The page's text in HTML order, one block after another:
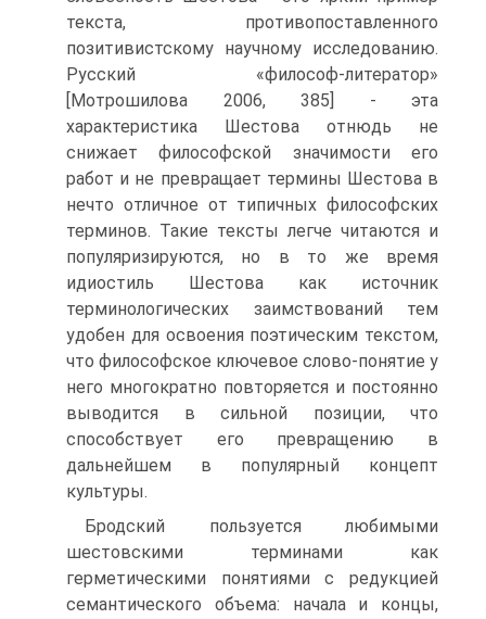
текста, противопоставленного
позитивистскому научному исследованию.
Русский «философ-литератор»
[Мотрошилова 2006, 385] - эта
характеристика Шестова отнюдь не
снижает философской значимости его
работ и не превращает термины Шестова в
нечто отличное от типичных философских
терминов. Такие тексты легче читаются и
популяризируются, но в то же время
идиостиль Шестова как источник
терминологических заимствований тем
удобен для освоения поэтическим текстом,
что философское ключевое слово-понятие у
него многократно повторяется и постоянно
выводится в сильной позиции, что
способствует его превращению в
дальнейшем в популярный концепт
культуры.
Бродский пользуется любимыми
шестовскими терминами как
герметическими понятиями с редукцией
семантического объема: начала и концы,